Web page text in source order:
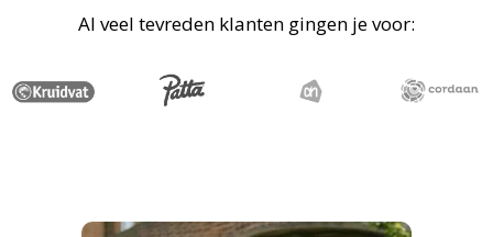
Al veel tevreden klanten gingen je voor: